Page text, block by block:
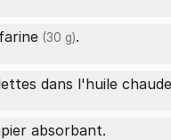
farine (30 g).
dans l'huile
absorbant.